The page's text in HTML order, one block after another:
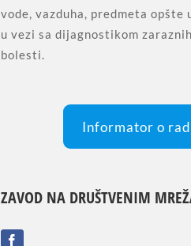
vode, vazduha, predmeta opšte
u vezi sa dijagnostikom
bolesti.
Informator o
ZAVOD NA DRUŠTVENIM